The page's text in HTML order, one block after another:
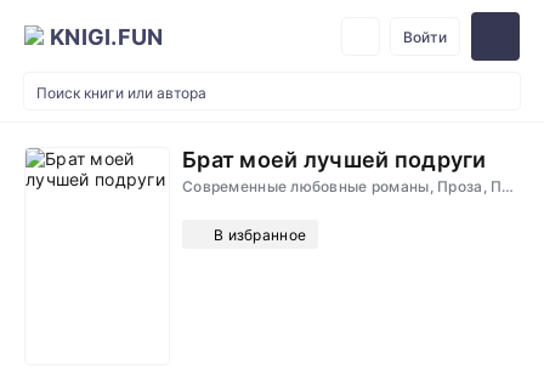
KNIGI.FUN Войти
Брат моей лучшей подруги
Современные любовные романы, Проза, Психология
В избранное